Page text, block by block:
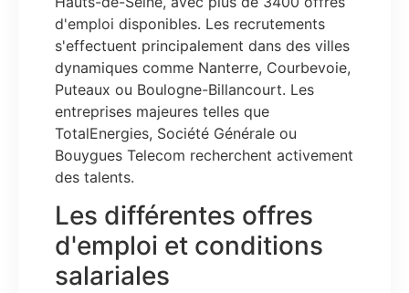
d'emploi disponibles. Les recrutements
s'effectuent principalement dans des villes
dynamiques comme Nanterre, Courbevoie,
Puteaux ou Boulogne-Billancourt. Les
entreprises majeures telles que
TotalEnergies, Société Générale ou
Bouygues Telecom recherchent activement
des talents.
Les différentes offres
d'emploi et conditions
salariales